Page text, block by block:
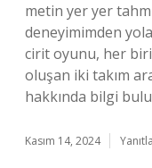
metin yer yer
deneyimimden
cirit oyunu, her biri
oluşan iki takım
hakkında bilgi
Kasım 14, 2024 Yanıtla